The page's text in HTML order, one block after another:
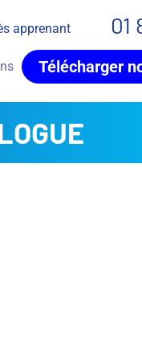
apprenant 01
Télécharger